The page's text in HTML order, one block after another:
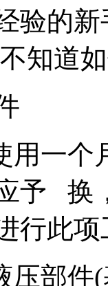
验的
知道
一个
予 换
行此
部件(